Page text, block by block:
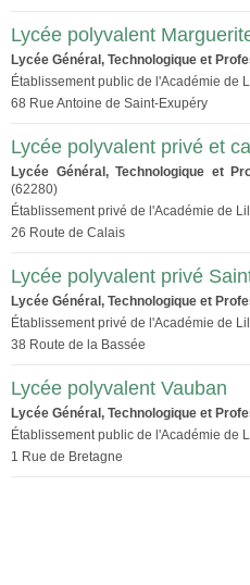
Lycée polyvalent
Lycée Général, Technologique et
Établissement public de l'Académie de
68 Rue Antoine de Saint-Exupéry
Lycée polyvalent privé et
Lycée Général, Technologique et
(62280)
Établissement privé de l'Académie de
26 Route de Calais
Lycée polyvalent privé
Lycée Général, Technologique et
Établissement privé de l'Académie de
38 Route de la Bassée
Lycée polyvalent Vauban
Lycée Général, Technologique et
Établissement public de l'Académie de
1 Rue de Bretagne